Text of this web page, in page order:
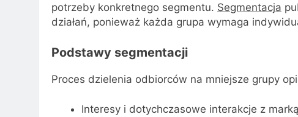
potrzeby konkretnego segmentu. Segmentacja
działań, ponieważ każda grupa wymaga
Podstawy segmentacji
Proces dzielenia odbiorców na mniejsze grupy
Interesy i dotychczasowe interakcje z